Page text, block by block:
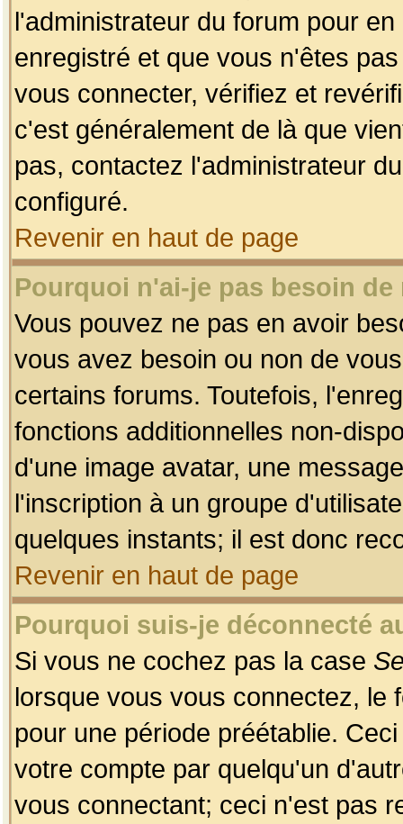
l'administrateur du forum pour
enregistré et que vous n'êtes
vous connecter, vérifiez et
c'est généralement de là que
pas, contactez l'administrateur
configuré.
Revenir en haut de page
Pourquoi n'ai-je pas besoin
Vous pouvez ne pas en avoir
vous avez besoin ou non de
certains forums. Toutefois,
fonctions additionnelles non-
d'une image avatar, une
l'inscription à un groupe
quelques instants; il est donc
Revenir en haut de page
Pourquoi suis-je déconnecté
Si vous ne cochez pas la case
lorsque vous vous connectez, le
pour une période préétablie.
votre compte par quelqu'un
vous connectant; ceci n'est pas